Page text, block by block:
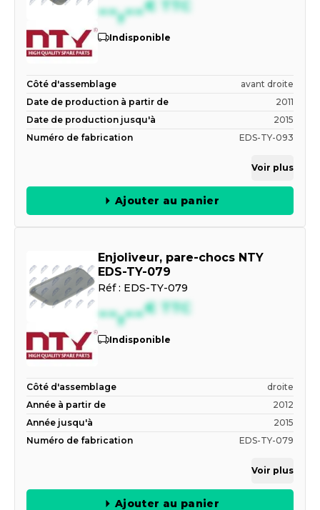
--,--€ TTC
Indisponible
Côté d'assemblage
avant droite
Date de production à partir de
2011
Date de production jusqu'à
2015
Numéro de fabrication
EDS-TY-093
Voir plus
Ajouter au panier
Enjoliveur, pare-chocs NTY
EDS-TY-079
Réf : EDS-TY-079
--,--€ TTC
Indisponible
Côté d'assemblage
droite
Année à partir de
2012
Année jusqu'à
2015
Numéro de fabrication
EDS-TY-079
Voir plus
Ajouter au panier